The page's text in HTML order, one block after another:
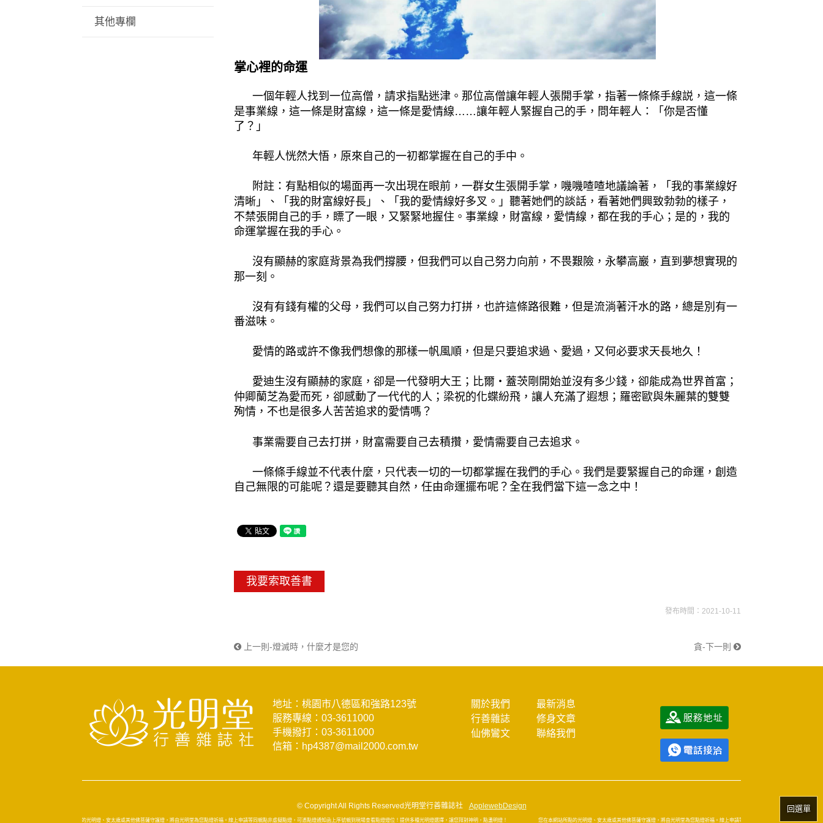
掌心裡的命運
一個年輕人找到一位高僧，請求指點迷津。那位高僧讓年輕人張開手掌，指著一條條手線説，這一條
是事業線，這一條是財富線，這一條是愛情線……讓年輕人緊握自己的手，問年輕人：「你是否懂
了？」
年輕人恍然大悟，原來自己的一初都掌握在自己的手中。
附註：有點相似的場面再一次出現在眼前，一群女生張開手掌，嘰嘰喳喳地議論著，「我的事業線好
清晰」、「我的財富線好長」、「我的愛情線好多叉。」聽著她們的談話，看著她們興致勃勃的樣子，
不禁張開自己的手，瞟了一眼，又緊緊地握住。事業線，財富線，愛情線，都在我的手心；是的，我的
命運掌握在我的手心。
沒有顯赫的家庭背景為我們撐腰，但我們可以自己努力向前，不畏艱險，永攀高巖，直到夢想實現的
那一刻。
沒有有錢有權的父母，我們可以自己努力打拼，也許這條路很難，但是流淌著汗水的路，總是別有一
番滋味。
愛情的路或許不像我們想像的那樣一帆風順，但是只要追求過、愛過，又何必要求天長地久！
愛迪生沒有顯赫的家庭，卻是一代發明大王；比爾・蓋茨剛開始並沒有多少錢，卻能成為世界首富；
仲卿蘭芝為愛而死，卻感動了一代代的人；梁祝的化蝶紛飛，讓人充滿了遐想；羅密歐與朱麗葉的雙雙
殉情，不也是很多人苦苦追求的愛情嗎？
事業需要自己去打拼，財富需要自己去積攢，愛情需要自己去追求。
一條條手線並不代表什麼，只代表一切的一切都掌握在我們的手心。我們是要緊握自己的命運，創造
自己無限的可能呢？還是要聽其自然，任由命運擺布呢？全在我們當下這一念之中！
我要索取善書
發布時間：2021-10-11
上一則-燈滅時，什麼才是您的 貪-下一則
其他專欄
回選單
地址：桃園市八德區和強路123號
服務專線： 03-3611000
手機撥打： 03-3611000
信箱： hp4387@mail2000.com.tw
關於我們
最新消息
行善雜誌
修身文章
仙佛鸞文
聯絡我們
© Copyright All Rights Reserved光明堂行善雜誌社 ApplewebDesign
您在本網站所點的光明燈、安太歲或其他佛菩薩守護燈，將由光明堂為您點燈祈福。線上申請等同親點非虛擬點燈，可憑點燈通知函上序號親到現場查看點燈燈位！提供多種光明燈選擇，讓您拜對神明，點盞明燈！ 您在本網站所點的光明燈、安太歲或其他佛菩薩守護燈，將由光明堂為您點燈祈福。線上申請等同親點非虛擬點燈，可憑點燈通知